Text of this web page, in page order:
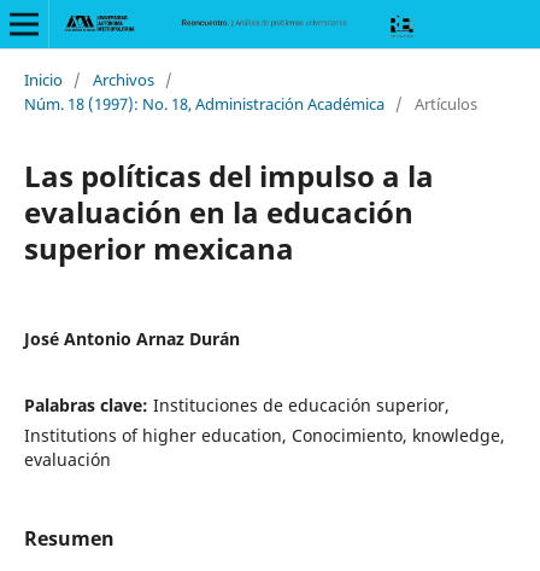
Inicio / Archivos /
Núm. 18 (1997): No. 18, Administración Académica / Artículos
Las políticas del impulso a la
evaluación en la educación
superior mexicana
José Antonio Arnaz Durán
Palabras clave: Instituciones de educación superior,
Institutions of higher education, Conocimiento, knowledge,
evaluación
Resumen